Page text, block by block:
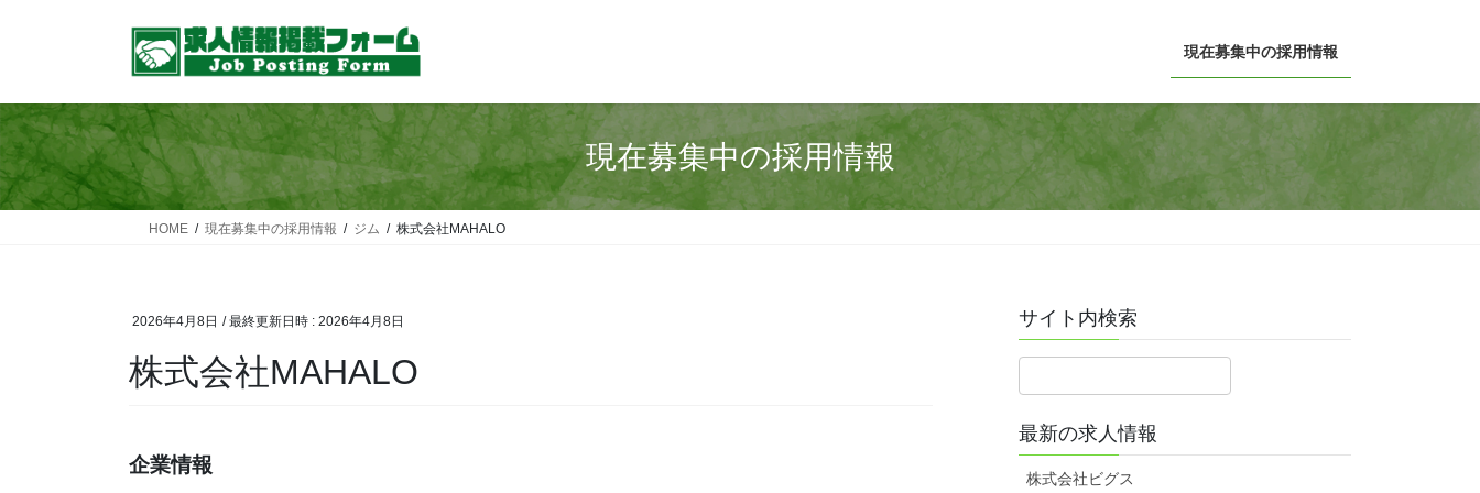
ツ
へ
ス
キ
シ
ョ
ン
に
現在募集中の採用情報
現在募集中の採用情報
HOME 現在募集中の採用情報 ジム 株式会社MAHALO
2026年4月8日 / 最終更新日時 : 2026年4月8日
株式会社MAHALO
企業情報
サイト内検索
最新の求人情報
株式会社ビグス